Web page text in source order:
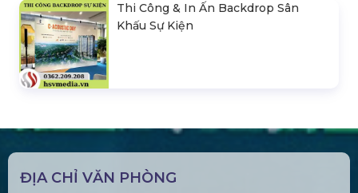
Thi Công & In Ấn Backdrop Sân
Khấu Sự Kiện
ĐỊA CHỈ VĂN PHÒNG